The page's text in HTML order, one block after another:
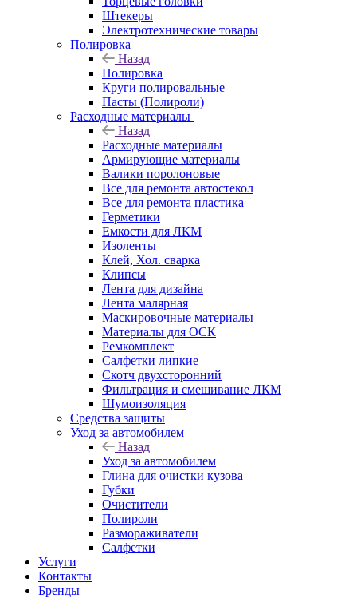
Штекеры
Электротехнические товары
Полировка
Назад
Полировка
Круги полировальные
Пасты (Полироли)
Расходные материалы
Назад
Расходные материалы
Армирующие материалы
Валики поролоновые
Все для ремонта автостекол
Все для ремонта пластика
Герметики
Емкости для ЛКМ
Изоленты
Клей, Хол. сварка
Клипсы
Лента для дизайна
Лента малярная
Маскировочные материалы
Материалы для ОСК
Ремкомплект
Салфетки липкие
Скотч двухсторонний
Фильтрация и смешивание ЛКМ
Шумоизоляция
Средства защиты
Уход за автомобилем
Назад
Уход за автомобилем
Глина для очистки кузова
Губки
Очистители
Полироли
Размораживатели
Салфетки
Услуги
Контакты
Бренды